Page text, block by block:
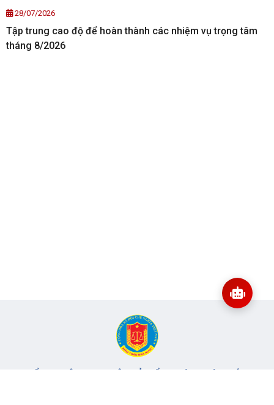
28/07/2026
Tập trung cao độ để hoàn thành các nhiệm vụ trọng tâm
tháng 8/2026